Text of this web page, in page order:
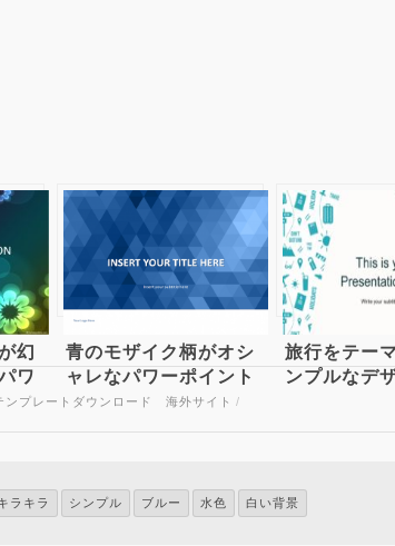
幻
ワ
青のモザイク柄がオシ
ャレなパワーポイント
テンプレート Blue
旅行をテー
ンプルなデ
ンプレートダウンロード 海外サイト /
ラキラ シンプル ブルー 水色 白い背景